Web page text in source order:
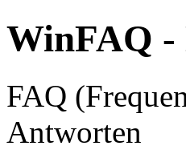
WinFAQ -
FAQ
Antworten